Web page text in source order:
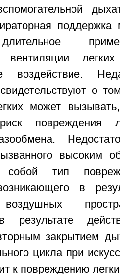
поддержка
вентиляции
воздействие.
о
может
риск повреждения
высоким
собой тип
в
результате
закрытием
цикла при
к повреждению